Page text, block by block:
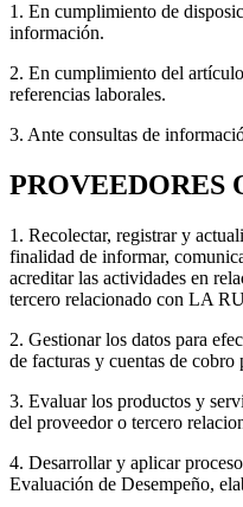
1. En cumplimiento de
información.
2. En cumplimiento del
referencias laborales.
3. Ante consultas de
PROVEEDORES
1. Recolectar, registrar y
finalidad de informar,
acreditar las actividades en
tercero relacionado con LA
2. Gestionar los datos para
de facturas y cuentas de
3. Evaluar los productos y
del proveedor o tercero
4. Desarrollar y aplicar
Evaluación de Desempeño,